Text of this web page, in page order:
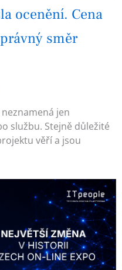
ocenění. Cena
směr
jen
službu. Stejně důležité
věří a jsou